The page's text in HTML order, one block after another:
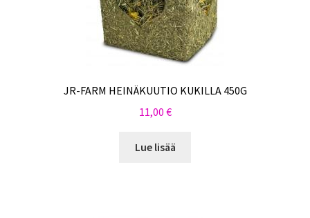
JR-FARM HEINÄKUUTIO KUKILLA 450G
11,00 €
Lue lisää